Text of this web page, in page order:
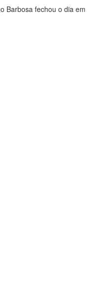
Barbosa fechou o dia em